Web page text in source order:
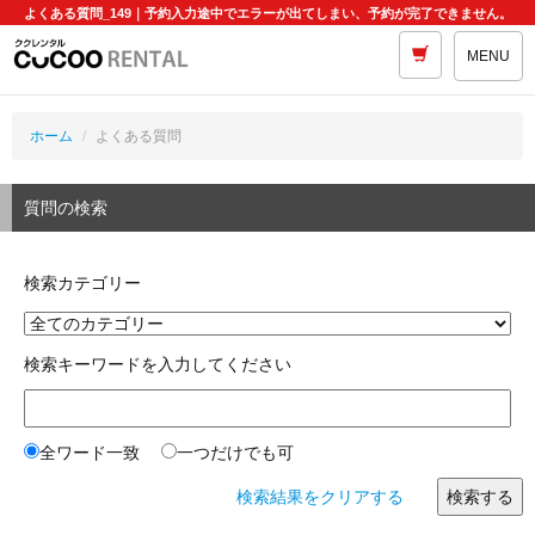
よくある質問_149｜予約入力途中でエラーが出てしまい、予約が完了できません。
MENU
ホーム よくある質問
質問の検索
検索カテゴリー
検索キーワードを入力してください
全ワード一致 一つだけでも可
検索結果をクリアする